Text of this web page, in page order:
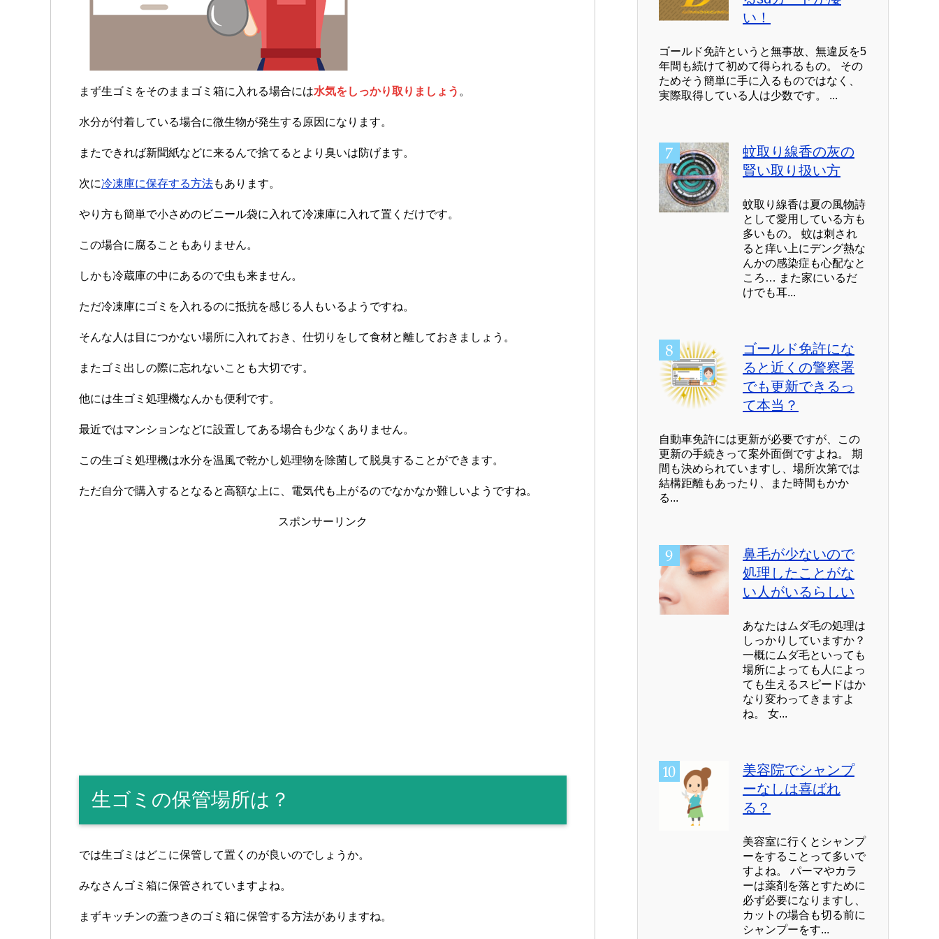
まず生ゴミをそのままゴミ箱に入れる場合には水気をしっかり取りましょう 。
水分が付着している場合に微生物が発生する原因になります。
またできれば新聞紙などに来るんで捨てるとより臭いは防げます。
次に冷凍庫に保存する方法もあります。
やり方も簡単で小さめのビニール袋に入れて冷凍庫に入れて置くだけです。
この場合に腐ることもありません。
しかも冷蔵庫の中にあるので虫も来ません。
ただ冷凍庫にゴミを入れるのに抵抗を感じる人もいるようですね。
そんな人は目につかない場所に入れておき、仕切りをして食材と離しておきましょう。
またゴミ出しの際に忘れないことも大切です。
他には生ゴミ処理機なんかも便利です。
最近ではマンションなどに設置してある場合も少なくありません。
この生ゴミ処理機は水分を温風で乾かし処理物を除菌して脱臭することができます。
ただ自分で購入するとなると高額な上に、電気代も上がるのでなかなか難しいようですね。
スポンサーリンク
生ゴミの保管場所は？
では生ゴミはどこに保管して置くのが良いのでしょうか。
みなさんゴミ箱に保管されていますよね。
まずキッチンの蓋つきのゴミ箱に保管する方法がありますね。
い！
ゴールド免許というと無事故、無違反を5
年間も続けて初めて得られるもの。 その
ためそう簡単に手に入るものではなく、
実際取得している人は少数です。 ...
蚊取り線香の灰の
賢い取り扱い方
蚊取り線香は夏の風物詩
として愛用している方も
多いもの。 蚊は刺され
ると痒い上にデング熱な
んかの感染症も心配なと
ころ… また家にいるだ
けでも耳...
ゴールド免許にな
ると近くの警察署
でも更新できるっ
て本当？
自動車免許には更新が必要ですが、この
更新の手続きって案外面倒ですよね。 期
間も決められていますし、場所次第では
結構距離もあったり、また時間もかか
る...
鼻毛が少ないので
処理したことがな
い人がいるらしい
あなたはムダ毛の処理は
しっかりしていますか？
一概にムダ毛といっても
場所によっても人によっ
ても生えるスピードはか
なり変わってきますよ
ね。 女...
美容院でシャンプ
ーなしは喜ばれ
る？
美容室に行くとシャンプ
ーをすることって多いで
すよね。 パーマやカラ
ーは薬剤を落とすために
必ず必要になりますし、
カットの場合も切る前に
シャンプーをす...